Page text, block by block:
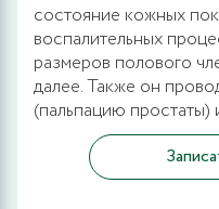
состояние кожных
воспалительных
размеров полового
далее. Также он
(пальпацию простаты)